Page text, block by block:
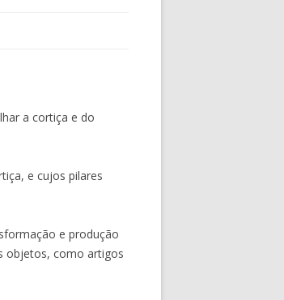
a cortiça e do
e cujos pilares
e produção
objetos, como artigos